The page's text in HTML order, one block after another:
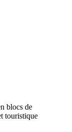
blocs de
touristique